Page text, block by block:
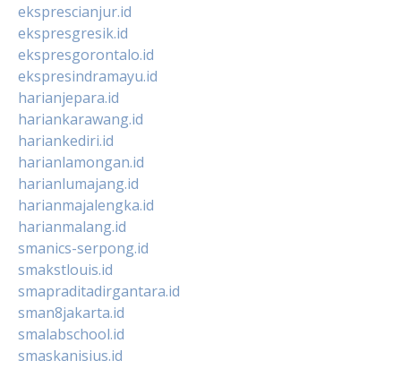
eksprescianjur.id
ekspresgresik.id
ekspresgorontalo.id
ekspresindramayu.id
harianjepara.id
hariankarawang.id
hariankediri.id
harianlamongan.id
harianlumajang.id
harianmajalengka.id
harianmalang.id
smanics-serpong.id
smakstlouis.id
smapraditadirgantara.id
sman8jakarta.id
smalabschool.id
smaskanisius.id